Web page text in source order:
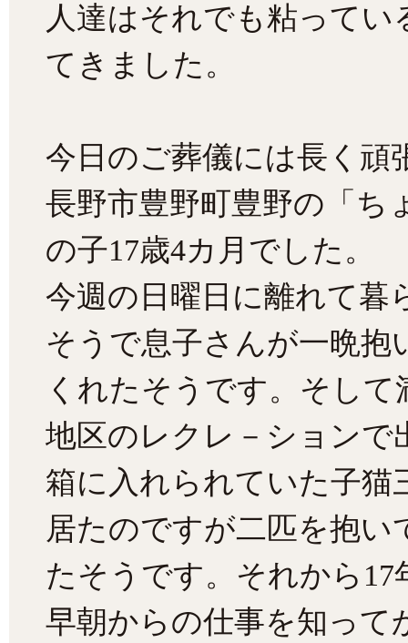
人達はそれでも粘って
てきました。
今日のご葬儀には長く頑
長野市豊野町豊野の「ち
の子17歳4カ月でした。
今週の日曜日に離れて暮
そうで息子さんが一晩抱
くれたそうです。そし
地区のレクレ－ションで
箱に入れられていた子猫
居たのですが二匹を抱い
たそうです。それから
早朝からの仕事を知って